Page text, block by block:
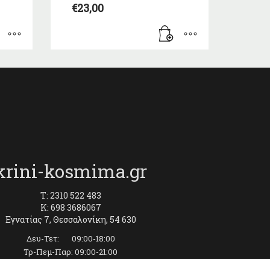
€23,00
kosmima.gr
T: 2310 522 483
K: 698 3686067
Εγνατίας 7, Θεσσαλονίκη, 54 630
Δευ-Τετ: 09:00-18:00
Τρ-Πεμ-Παρ: 09:00-21:00